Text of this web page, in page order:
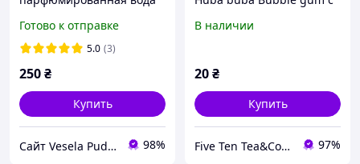
Gum, 58 ml
Готово к отправке
5.0 (3)
250₴
Купить
Сайт Vesela Pudra 98%
В наличии
20₴
Купить
Five Ten Tea&Coffee 97%